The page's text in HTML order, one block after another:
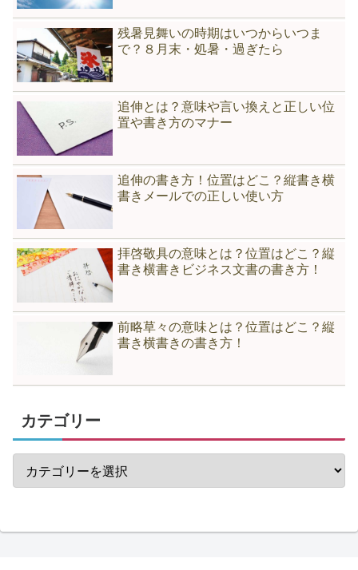
残暑見舞いの時期はいつからいつま
で？８月末・処暑・過ぎたら
追伸とは？意味や言い換えと正しい位
置や書き方のマナー
追伸の書き方！位置はどこ？縦書き横
書きメールでの正しい使い方
拝啓敬具の意味とは？位置はどこ？縦
書き横書きビジネス文書の書き方！
前略草々の意味とは？位置はどこ？縦
書き横書きの書き方！
カテゴリー